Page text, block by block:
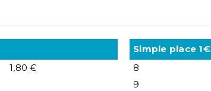
1,80 €
Simple place 1€
8
9